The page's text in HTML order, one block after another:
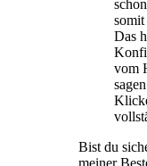
Das
vom
Bist du
meiner